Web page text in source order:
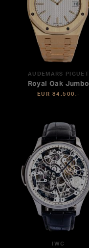
AUDEMARS PIGUET
Royal Oak Jumbo
EUR 84.500,-
IWC